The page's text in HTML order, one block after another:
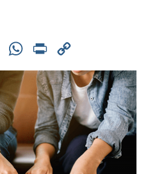
Pinterest
WhatsApp
Print
Link